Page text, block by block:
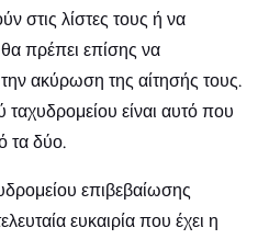
στις λίστες τους ή να
πρέπει επίσης να
ακύρωση της αίτησής τους.
είναι αυτό που
τα δύο.
επιβεβαίωσης
ευκαιρία που έχει η